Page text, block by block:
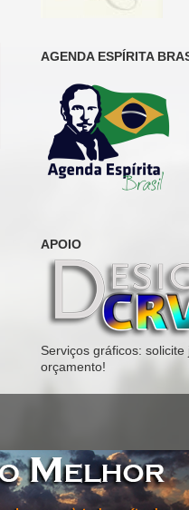
AGENDA ESPÍRITA
APOIO
Serviços gráficos: solicite
orçamento!